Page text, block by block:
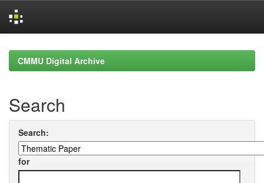
navigationCMMU Digital Archive
Search
Search:
for